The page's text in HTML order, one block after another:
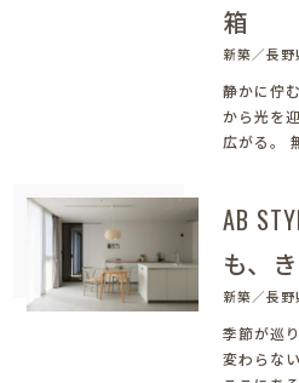
箱
新築／長
静かに佇
から光を
広がる。
AB
も、
新築／長
季節が巡
変わらな